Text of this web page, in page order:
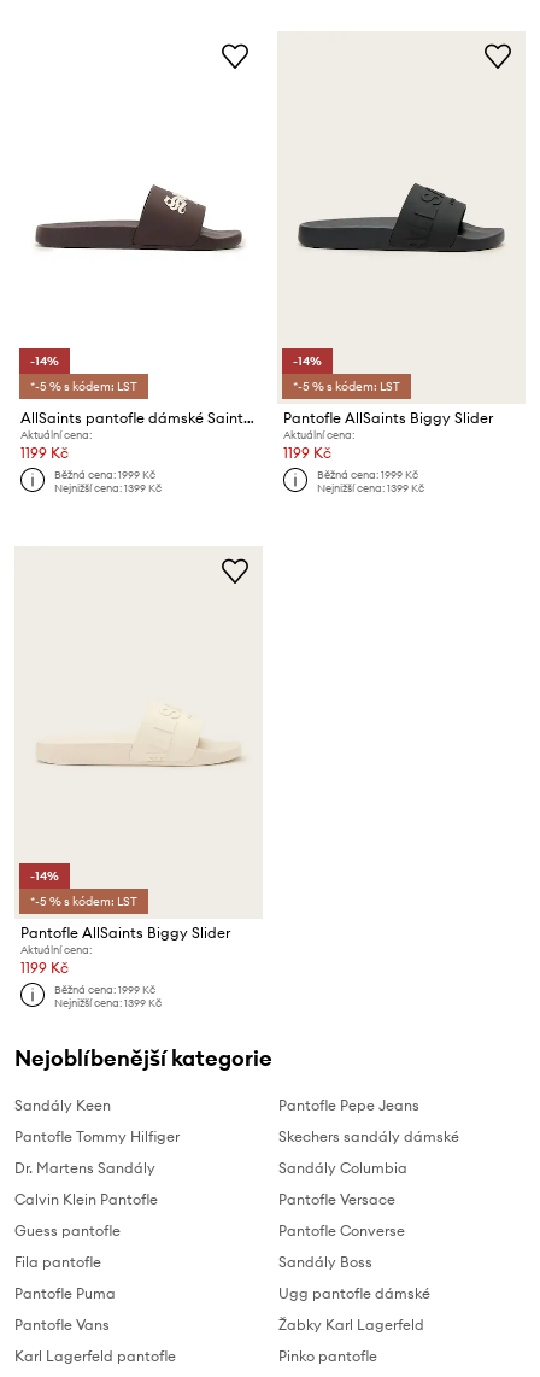
-14%
*-5 % s kódem: LST
AllSaints pantofle dámské Saint Slider
Aktuální cena:
1199 Kč
Běžná cena:1999 Kč
Nejnižší cena:1399 Kč
-14%
*-5 % s kódem: LST
Pantofle AllSaints Biggy Slider
Aktuální cena:
1199 Kč
Běžná cena:1999 Kč
Nejnižší cena:1399 Kč
-14%
*-5 % s kódem: LST
Pantofle AllSaints Biggy Slider
Aktuální cena:
1199 Kč
Běžná cena:1999 Kč
Nejnižší cena:1399 Kč
Nejoblíbenější kategorie
Sandály Keen
Pantofle Tommy Hilfiger
Dr. Martens Sandály
Calvin Klein Pantofle
Guess pantofle
Fila pantofle
Pantofle Puma
Pantofle Vans
Karl Lagerfeld pantofle
Pantofle Pepe Jeans
Skechers sandály dámské
Sandály Columbia
Pantofle Versace
Pantofle Converse
Sandály Boss
Ugg pantofle dámské
Žabky Karl Lagerfeld
Pinko pantofle